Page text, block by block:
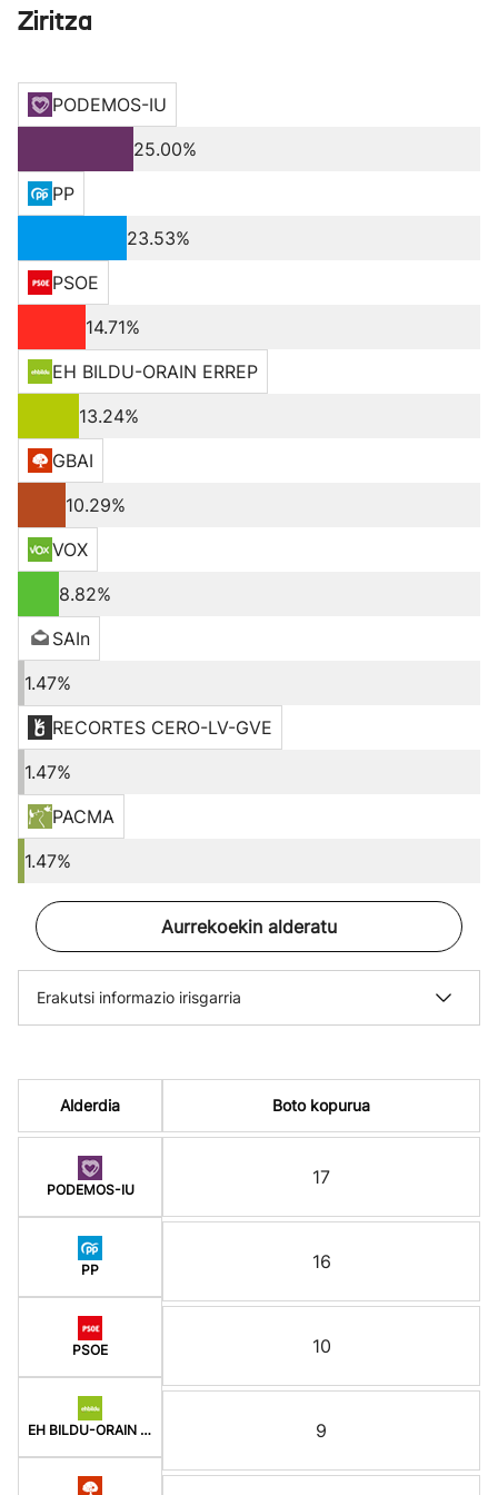
Ziritza
PODEMOS-IU
25.00%
PP
23.53%
PSOE
14.71%
EH BILDU-ORAIN ERREP
13.24%
GBAI
10.29%
VOX
8.82%
SAIn
1.47%
RECORTES CERO-LV-GVE
1.47%
PACMA
1.47%
Aurrekoekin alderatu
Erakutsi informazio irisgarria
Alderdia
PODEMOS-IU
PP
PSOE
EH BILDU-ORAIN ERREP
Boto kopurua
17
16
10
9